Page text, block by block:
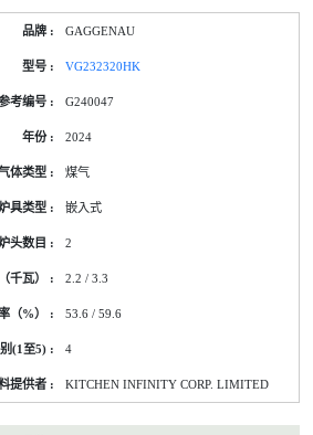
GAGGENAU
VG232320HK
G240047
2024
煤气
嵌入式
2
2.2 / 3.3
53.6 / 59.6
4
KITCHEN INFINITY CORP. LIMITED